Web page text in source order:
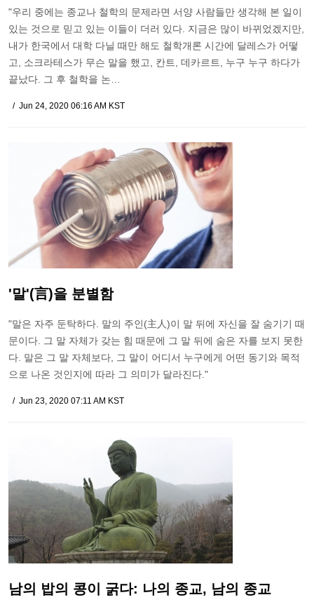
"우리 중에는 종교나 철학의 문제라면 서양 사람들만 생각해 본 일이
있는 것으로 믿고 있는 이들이 더러 있다. 지금은 많이 바뀌었겠지만,
내가 한국에서 대학 다닐 때만 해도 철학개론 시간에 달레스가 어떻
고, 소크라테스가 무슨 말을 했고, 칸트, 데카르트, 누구 누구 하다가
끝났다. 그 후 철학을 논…
Jun 24, 2020 06:16 AM KST
'말'(言)을 분별함
"말은 자주 둔탁하다. 말의 주인(主人)이 말 뒤에 자신을 잘 숨기기 때
문이다. 그 말 자체가 갖는 힘 때문에 그 말 뒤에 숨은 자를 보지 못한
다. 말은 그 말 자체보다, 그 말이 어디서 누구에게 어떤 동기와 목적
으로 나온 것인지에 따라 그 의미가 달라진다."
Jun 23, 2020 07:11 AM KST
남의 밥의 콩이 굵다: 나의 종교, 남의 종교